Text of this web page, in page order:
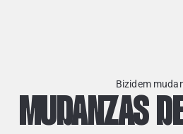
Bizidem
MUDANZAS